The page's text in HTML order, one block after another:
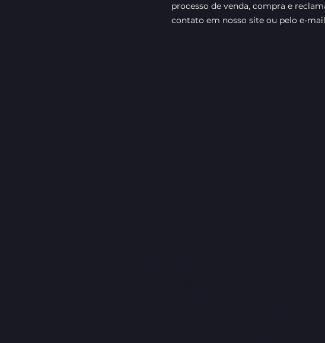
processo de venda, compra e
contato em nosso site ou pelo e-mail